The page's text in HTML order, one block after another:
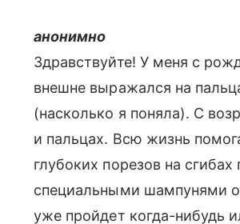
анонимно
Здравствуйте! У меня с
внешне выражался на
(насколько я поняла). С
и пальцах. Всю жизнь
глубоких порезов на
специальными шампунями
уже пройдет когда-нибудь